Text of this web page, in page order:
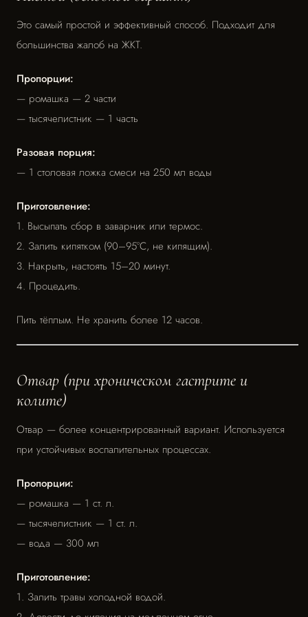
Это самый простой и эффективный способ. Подходит для
большинства жалоб на ЖКТ.
Пропорции:
— ромашка — 2 части
— тысячелистник — 1 часть
Разовая порция:
— 1 столовая ложка смеси на 250 мл воды
Приготовление:
1. Высыпать сбор в заварник или термос.
2. Залить кипятком (90–95°C, не кипящим).
3. Накрыть, настоять 15–20 минут.
4. Процедить.
Пить тёплым. Не хранить более 12 часов.
Отвар (при хроническом гастрите и
колите)
Отвар — более концентрированный вариант. Используется
при устойчивых воспалительных процессах.
Пропорции:
— ромашка — 1 ст. л.
— тысячелистник — 1 ст. л.
— вода — 300 мл
Приготовление:
1. Залить травы холодной водой.